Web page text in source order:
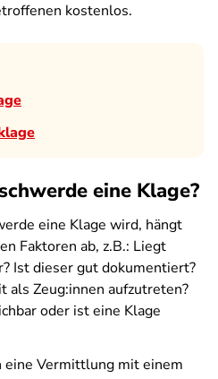
kostenlos.
eine Klage?
eine Klage wird, hängt
Faktoren ab, z.B.: Liegt
Ist dieser gut dokumentiert?
als Zeug:innen aufzutreten?
oder ist eine Klage
eine Vermittlung mit einem